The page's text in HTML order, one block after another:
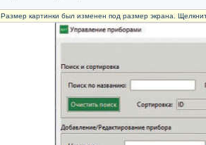
Размер картинки был изменен под размер экрана.